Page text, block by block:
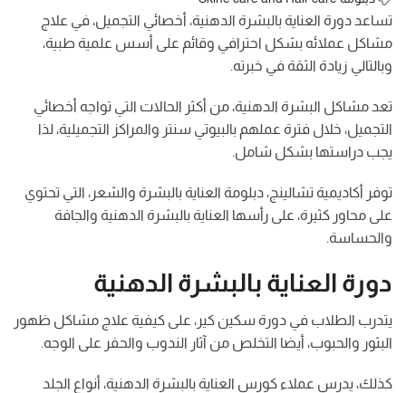
تساعد دورة العناية بالبشرة الدهنية، أخصائي التجميل، في علاج
مشاكل عملائه بشكل احترافي وقائم على أسس علمية طبية،
وبالتالي زيادة الثقة في خبرته.
تعد مشاكل البشرة الدهنية، من أكثر الحالات التي تواجه أخصائي
التجميل، خلال فترة عملهم بالبيوتي سنتر والمراكز التجميلية، لذا
يجب دراستها بشكل شامل.
توفر أكاديمية تشالينج، دبلومة العناية بالبشرة والشعر، التي تحتوي
على محاور كثيرة، على رأسها العناية بالبشرة الدهنية والجافة
والحساسة.
دورة العناية بالبشرة الدهنية
يتدرب الطلاب في دورة سكين كير، على كيفية علاج مشاكل ظهور
البثور والحبوب، أيضا التخلص من آثار الندوب والحفر على الوجه.
كذلك، يدرس عملاء كورس العناية بالبشرة الدهنية، أنواع الجلد